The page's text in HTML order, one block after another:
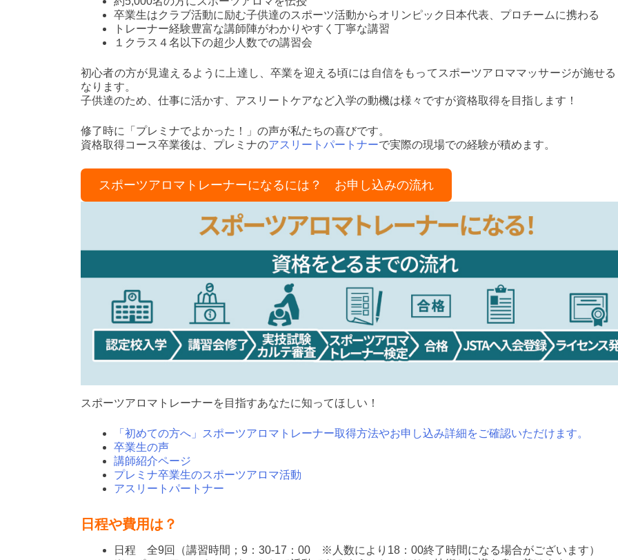
卒業生はクラブ活動に励む子供達のスポーツ活動からオリンピック日本代表、プロチームに携わる
トレーナー経験豊富な講師陣がわかりやすく丁寧な講習
１クラス４名以下の超少人数での講習会
初心者の方が見違えるように上達し、卒業を迎える頃には自信をもってスポーツアロママッサージが施せ
なります。
子供達のため、仕事に活かす、アスリートケアなど入学の動機は様々ですが資格取得を目指します！
修了時に「プレミナでよかった！」の声が私たちの喜びです。
資格取得コース卒業後は、プレミナのアスリートパートナーで実際の現場での経験が積めます。
スポーツアロマトレーナーになるには？ お申し込みの流れ
スポーツアロマトレーナーを目指すあなたに知ってほしい！
「初めての方へ」スポーツアロマトレーナー取得方法やお申し込み詳細をご確認いただけます。
卒業生の声
講師紹介ページ
プレミナ卒業生のスポーツアロマ活動
アスリートパートナー
日程や費用は？
日程 全9回（講習時間；9：30-17：00 ※人数により18：00終了時間になる場合がございます）